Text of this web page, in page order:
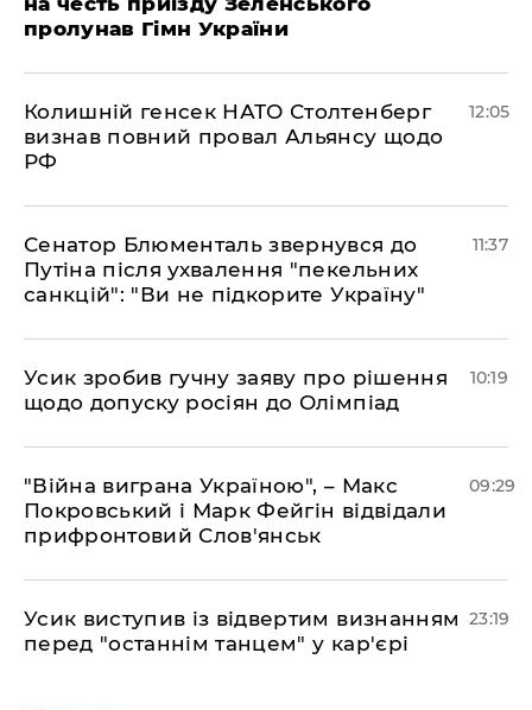
пролунав Гімн України
Колишній генсек НАТО Столтенберг
визнав повний провал Альянсу щодо
РФ
12:05
Сенатор Блюменталь звернувся до
Путіна після ухвалення "пекельних
санкцій": "Ви не підкорите Україну"
11:37
Усик зробив гучну заяву про рішення
щодо допуску росіян до Олімпіад
10:19
"Війна виграна Україною", – Макс
Покровський і Марк Фейгін відвідали
прифронтовий Слов'янськ
09:29
​Усик виступив із відвертим визнанням
перед "останнім танцем" у кар'єрі
23:19